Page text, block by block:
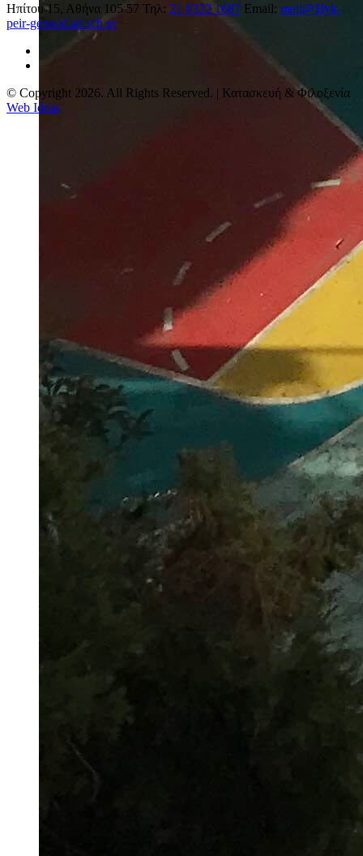
Ηπίτου 15, Αθήνα 105 57 Τηλ: 21 0322 1687 Email: mail@1lyk-
peir-gennad.att.sch.gr
© Copyright 2026. All Rights Reserved. | Κατασκευή & Φιλοξενία
Web Ideas